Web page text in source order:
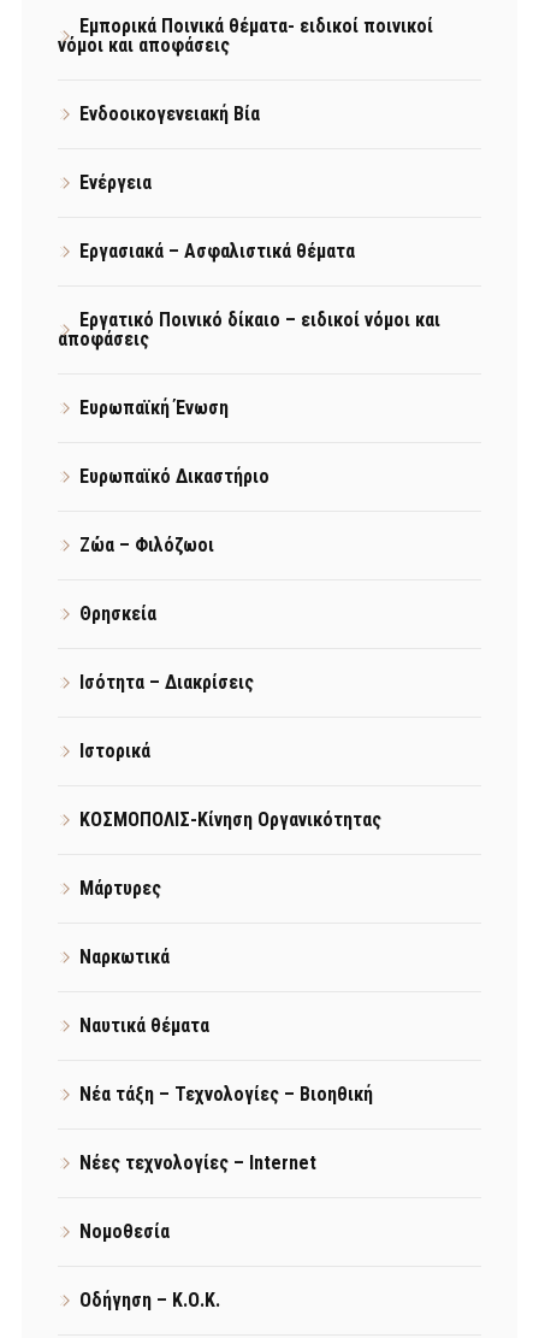
Εμπορικά Ποινικά θέματα- ειδικοί ποινικοί
νόμοι και αποφάσεις
Ενδοοικογενειακή Βία
Ενέργεια
Εργασιακά – Ασφαλιστικά θέματα
Εργατικό Ποινικό δίκαιο – ειδικοί νόμοι και
αποφάσεις
Ευρωπαϊκή Ένωση
Ευρωπαϊκό Δικαστήριο
Ζώα – Φιλόζωοι
Θρησκεία
Ισότητα – Διακρίσεις
Ιστορικά
ΚΟΣΜΟΠΟΛΙΣ-Κίνηση Οργανικότητας
Μάρτυρες
Ναρκωτικά
Ναυτικά θέματα
Νέα τάξη – Τεχνολογίες – Βιοηθική
Νέες τεχνολογίες – Internet
Νομοθεσία
Οδήγηση – Κ.Ο.Κ.